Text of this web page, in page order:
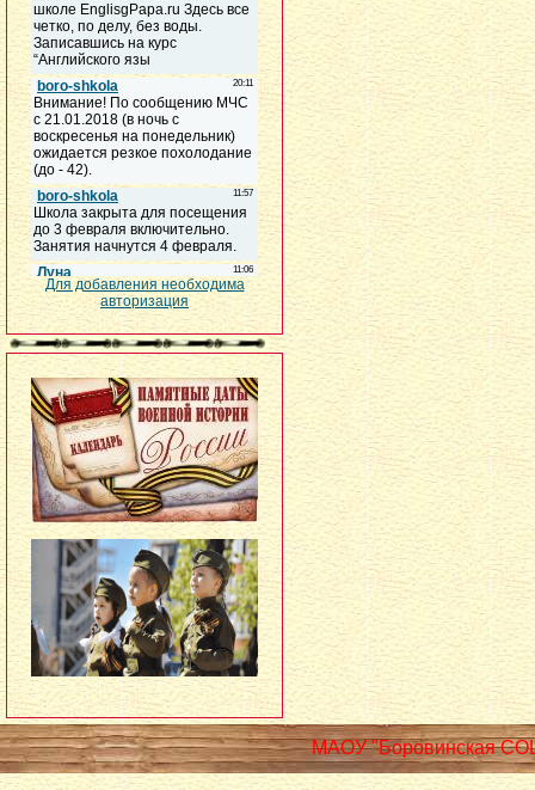
Для добавления необходима
авторизация
МАОУ "Боровинская